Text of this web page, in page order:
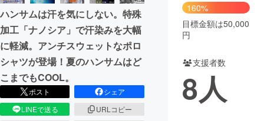
まちづくり・地域活性化
CAMPFIRE for Social Good
CAMPFIRE Creation
CAMPFIREふるさと納税
コミュニティ
ハンサムは汗を気にしない。特殊
加工「ナノシア」で汗染みを大幅
に軽減。アンチスウェットなポロ
シャツが登場！夏のハンサムはど
こまでもCOOL。
ポスト
シェア
LINEで送る
URLコピー
160%
目標金額は50,000
円
支援者数
8人